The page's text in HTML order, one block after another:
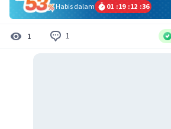
Habis dalam
01 :19 :12 :35
1 1